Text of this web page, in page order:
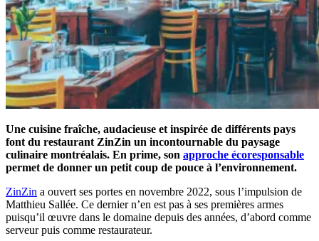
Une cuisine fraîche, audacieuse et inspirée de différents pays
font du restaurant ZinZin un incontournable du paysage
culinaire montréalais. En prime, son approche écoresponsable
permet de donner un petit coup de pouce à l’environnement.
ZinZin a ouvert ses portes en novembre 2022, sous l’impulsion de
Matthieu Sallée. Ce dernier n’en est pas à ses premières armes
puisqu’il œuvre dans le domaine depuis des années, d’abord comme
serveur puis comme restaurateur.